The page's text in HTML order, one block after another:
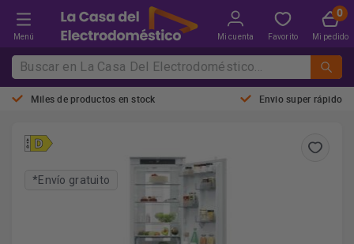
Menú Mi cuenta Favorito Mi pedido
Miles de productos en stock Envio super rápido
*Envío gratuito